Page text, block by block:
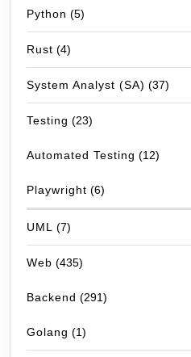
Python (5)
Rust (4)
System Analyst (SA) (37)
Testing (23)
Automated Testing (12)
Playwright (6)
UML (7)
Web (435)
Backend (291)
Golang (1)